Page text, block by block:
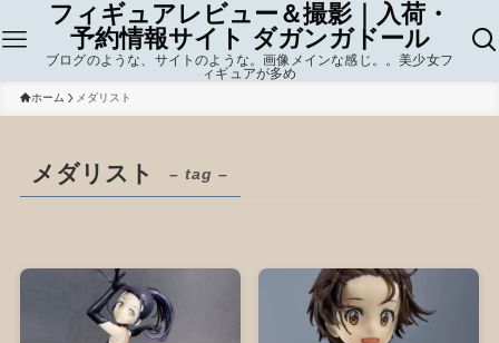
フィギュアレビュー＆撮影｜入荷・
予約情報サイト ダガンガドール
ブログのような、サイトのような。画像メインな感じ。。美少女フ
ィギュアが多め
ホーム メダリスト
メダリスト – tag –